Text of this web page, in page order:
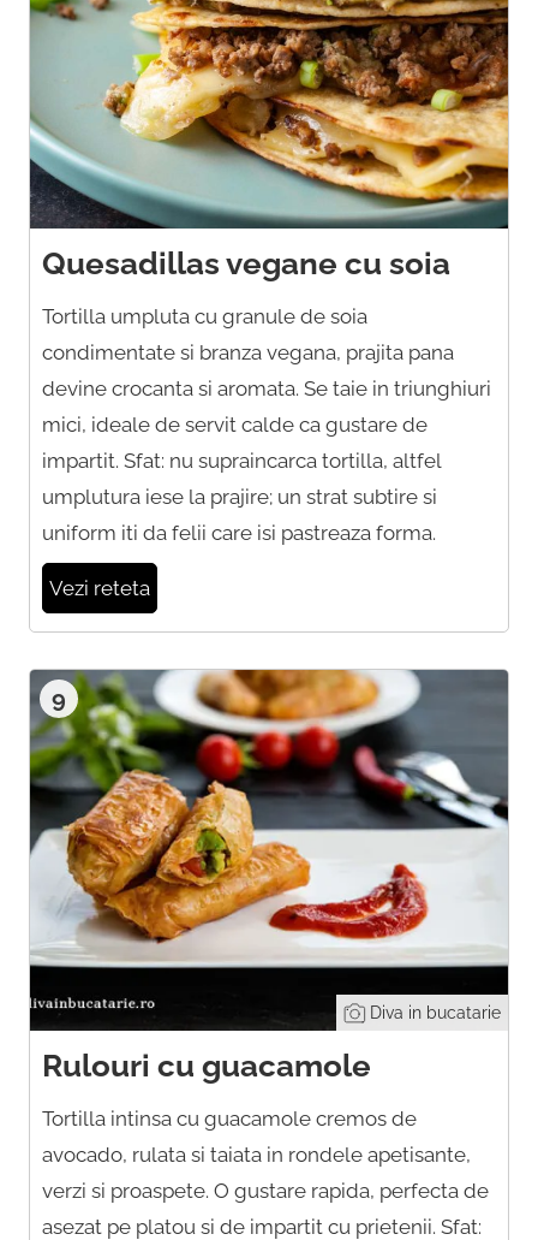
Quesadillas vegane cu soia
Tortilla umpluta cu granule de soia
condimentate si branza vegana, prajita pana
devine crocanta si aromata. Se taie in triunghiuri
mici, ideale de servit calde ca gustare de
impartit. Sfat: nu supraincarca tortilla, altfel
umplutura iese la prajire; un strat subtire si
uniform iti da felii care isi pastreaza forma.
Vezi reteta
9
Diva in bucatarie
Rulouri cu guacamole
Tortilla intinsa cu guacamole cremos de
avocado, rulata si taiata in rondele apetisante,
verzi si proaspete. O gustare rapida, perfecta de
asezat pe platou si de impartit cu prietenii. Sfat: